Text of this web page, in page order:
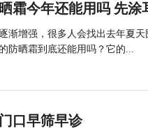
霜今年还能用吗 先涂
渐增强，很多人会找出去年夏
防晒霜到底还能用吗？它的...
口早筛早诊